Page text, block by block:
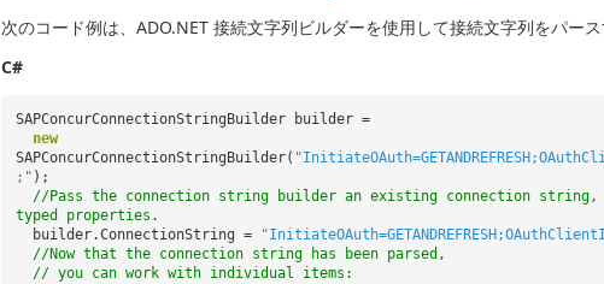
次のコード例は、ADO.NET 接続文字列ビルダーを使用して接続文字列をパース
C#
SAPConcurConnectionStringBuilder builder =
new
SAPConcurConnectionStringBuilder(
;" );
//Pass the connection string builder an existing connection string,
typed properties.
builder.ConnectionString =
//Now that the connection string has been parsed,
// you can work with individual items: